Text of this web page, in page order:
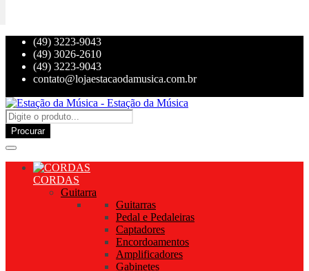
(49) 3223-9043
(49) 3026-2610
(49) 3223-9043
contato@lojaestacaodamusica.com.br
Procurar
CORDAS
Guitarra
Guitarras
Pedal e Pedaleiras
Captadores
Encordoamentos
Amplificadores
Gabinetes